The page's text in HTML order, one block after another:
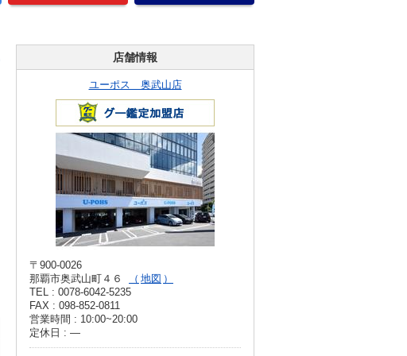
店舗情報
ユーポス 奥武山店
〒900-0026
那覇市奥武山町４６
地図
TEL : 0078-6042-5235
FAX : 098-852-0811
営業時間 : 10:00~20:00
定休日 : ―